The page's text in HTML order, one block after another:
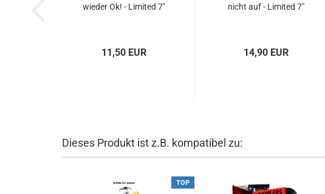
wieder Ok! - Limited 7"
11,50 EUR
nicht auf - Limited 7"
14,90 EUR
Dieses Produkt ist z.B. kompatibel zu:
TOP